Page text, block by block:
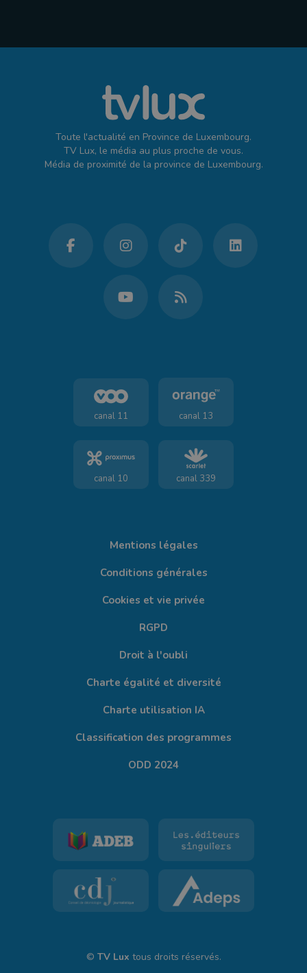
Toute l'actualité en Province de Luxembourg.
TV Lux, le média au plus proche de vous.
Média de proximité de la province de Luxembourg.
canal 11 canal 13
canal 10 canal 339
Mentions légales
Conditions générales
Cookies et vie privée
RGPD
Droit à l'oubli
Charte égalité et diversité
Charte utilisation IA
Classification des programmes
ODD 2024
© TV Lux tous droits réservés.